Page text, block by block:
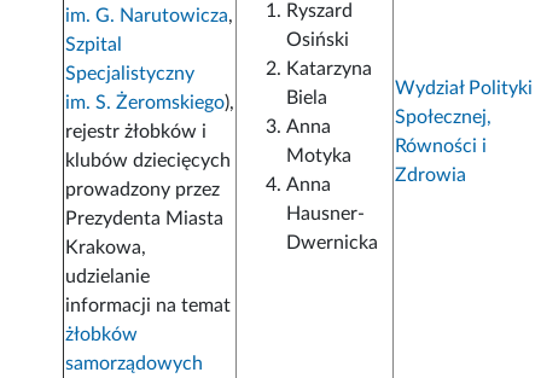
im. G. Narutowicza,
Szpital
Specjalistyczny
im. S. Żeromskiego),
rejestr żłobków i
klubów dziecięcych
prowadzony przez
Prezydenta Miasta
Krakowa,
udzielanie
informacji na temat
żłobków
samorządowych
Ryszard
Osiński
Katarzyna
Biela
Anna
Motyka
Anna
Hausner-
Dwernicka
Wydział Polityki
Społecznej,
Równości i
Zdrowia